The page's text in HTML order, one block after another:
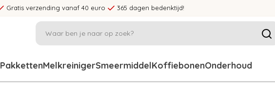
Gratis verzending vanaf 40 euro 365 dagen bedenktijd!
PakkettenMelkreinigerSmeermiddelKoffiebonenOnderhoud